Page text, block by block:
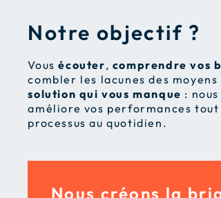
Notre objectif ?
Vousécouter, comprendre vos
combler les lacunes des
solution qui vous manque :
améliore vos performances
processus au quotidien.
Nous créons la